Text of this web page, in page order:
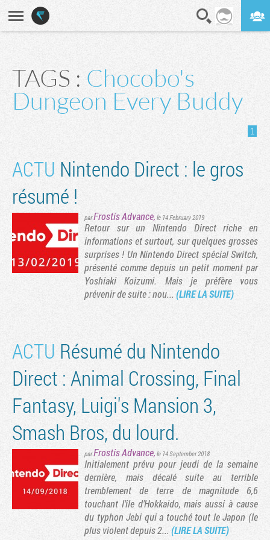
TAGS : Chocobo's
Dungeon Every Buddy
1
ACTU Nintendo Direct : le gros
résumé !
parFrostis Advance, le 14 February 2019
​Retour sur un Nintendo Direct riche en
informations et surtout, sur quelques grosses
surprises ! Un Nintendo Direct spécial Switch,
présenté comme depuis un petit moment par
Yoshiaki Koizumi. Mais je préfère vous
prévenir de suite : nou...(LIRE LA SUITE)
ACTU Résumé du Nintendo
Direct : Animal Crossing, Final
Fantasy, Luigi's Mansion 3,
Smash Bros, du lourd.
parFrostis Advance, le 14 September 2018
Initialement prévu pour jeudi de la semaine
dernière, mais décalé suite au terrible
tremblement de terre de magnitude 6,6
touchant l'île d'Hokkaido, mais aussi à cause
du typhon Jebi qui a touché tout le Japon (le
plus violent depuis 2... (LIRE LA SUITE)
Tribune